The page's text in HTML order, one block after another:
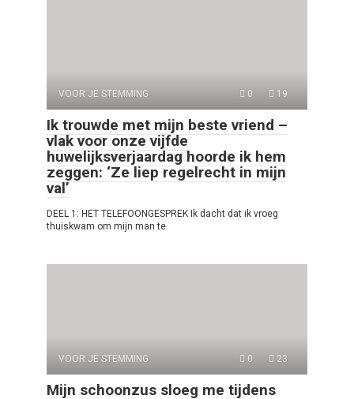
VOOR JE STEMMING 0 19
Ik trouwde met mijn beste vriend –
vlak voor onze vijfde
huwelijksverjaardag hoorde ik hem
zeggen: ‘Ze liep regelrecht in mijn
val’
DEEL 1: HET TELEFOONGESPREK Ik dacht dat ik vroeg
thuiskwam om mijn man te
VOOR JE STEMMING 0 23
Mijn schoonzus sloeg me tijdens